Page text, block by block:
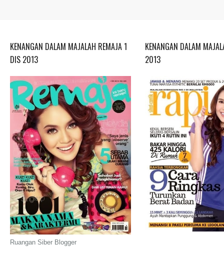
KENANGAN DALAM MAJALAH REMAJA 1
DIS 2013
Ruangan Siber Blogger
KENANGAN DALAM
2013